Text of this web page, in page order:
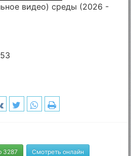
видео) среды (2026 -
3287 Смотреть онлайн